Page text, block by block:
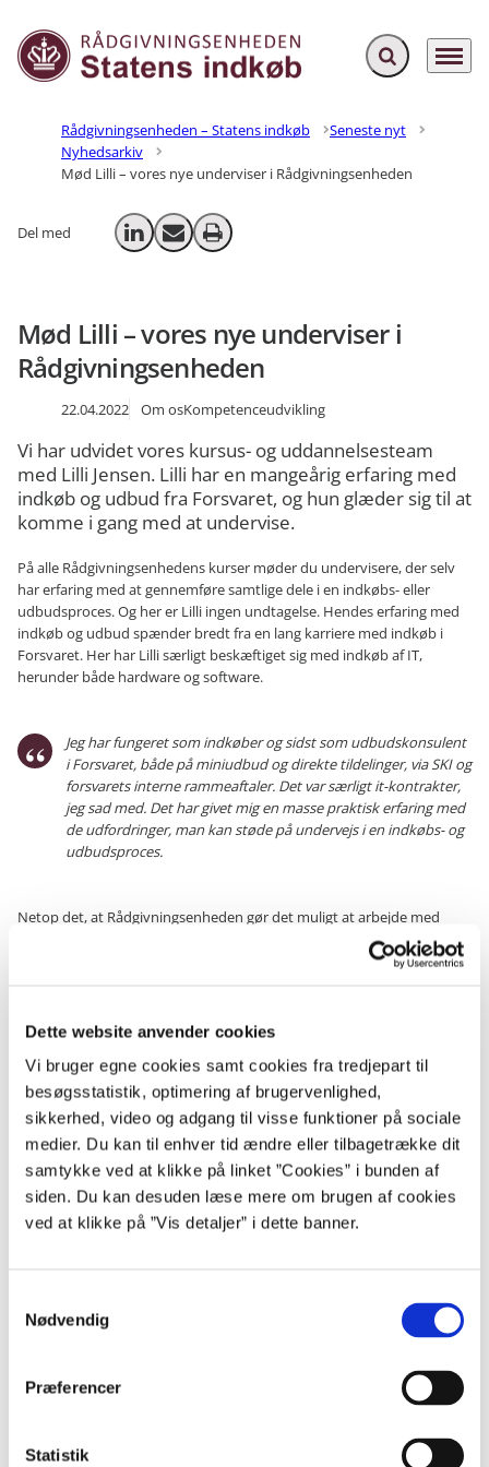
Dette website anvender cookies
Vi bruger egne cookies samt cookies fra tredjepart til
besøgsstatistik, optimering af brugervenlighed,
sikkerhed, video og adgang til visse funktioner på sociale
medier. Du kan til enhver tid ændre eller tilbagetrække dit
samtykke ved at klikke på linket ”Cookies” i bunden af
siden. Du kan desuden læse mere om brugen af cookies
ved at klikke på ”Vis detaljer” i dette banner.
Nødvendig
Præferencer
Statistik
Gå til forsiden Fold søgefelt ud
Menu
Rådgivningsenheden – Statens indkøb
Seneste nyt
Nyhedsarkiv
Mød Lilli – vores nye underviser i Rådgivningsenheden
Del med Del på LinkedIn
Send email
Print
Mød Lilli – vores nye underviser i
Rådgivningsenheden
22.04.2022 Om osKompetenceudvikling
Vi har udvidet vores kursus- og uddannelsesteam
med Lilli Jensen. Lilli har en mangeårig erfaring med
indkøb og udbud fra Forsvaret, og hun glæder sig til at
komme i gang med at undervise.
På alle Rådgivningsenhedens kurser møder du undervisere, der selv
har erfaring med at gennemføre samtlige dele i en indkøbs- eller
udbudsproces. Og her er Lilli ingen undtagelse. Hendes erfaring med
indkøb og udbud spænder bredt fra en lang karriere med indkøb i
Forsvaret. Her har Lilli særligt beskæftiget sig med indkøb af IT,
herunder både hardware og software.
Jeg har fungeret som indkøber og sidst som udbudskonsulent
i Forsvaret, både på miniudbud og direkte tildelinger, via SKI og
forsvarets interne rammeaftaler. Det var særligt it-kontrakter,
jeg sad med. Det har givet mig en masse praktisk erfaring med
de udfordringer, man kan støde på undervejs i en indkøbs- og
udbudsproces.
Netop det, at Rådgivningsenheden gør det muligt at arbejde med
målrettet kompetenceudvikling, fik Lilli til at skifte spor. Hun har
gerne ville prøve kræfter med at undervise, og er nu en af de
Jeg glæder mig til at undervise og særligt at skulle udfolde
konceptet i forhold til grønne og bæredygtige indkøb for vores
kursister. Vi er to, der er de primære undervisere på
uddannelsesforløbet, men vi inviterer også andre eksterne
oplægsholdere ind med specialistviden om bestemte emner.
Samspillet med mine kolleger om undervisningsforberedelsen
og interaktionen med kursisterne er nyt og sjovt – og meget
lærerigt. Der kommer altid nye perspektiver på
Læs mere om Rådgivningsenhedens uddannelse for
Hotline